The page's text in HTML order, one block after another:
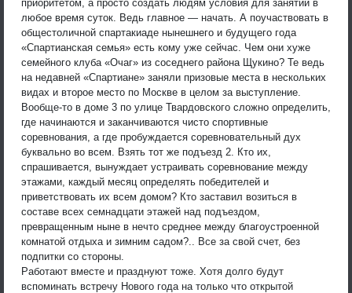
приоритетом, а просто создать людям условия для занятий в
любое время суток. Ведь главное — начать. А поучаствовать в
общестоличной спартакиаде нынешнего и будущего года
«Спартианская семья» есть кому уже сейчас. Чем они хуже
семейного клуба «Очаг» из соседнего района Щукино? Те ведь
на недавней «Спартиане» заняли призовые места в нескольких
видах и второе место по Москве в целом за выступление.
Вообще-то в доме 3 по улице Твардовского сложно определить,
где начинаются и заканчиваются чисто спортивные
соревнования, а где пробуждается соревновательный дух
буквально во всем. Взять тот же подъезд 2. Кто их,
спрашивается, вынуждает устраивать соревнование между
этажами, каждый месяц определять победителей и
приветствовать их всем домом? Кто заставил возиться в
составе всех семнадцати этажей над подъездом,
превращенным ныне в нечто среднее между благоустроенной
комнатой отдыха и зимним садом?.. Все за свой счет, без
подпитки со стороны.
Работают вместе и празднуют тоже. Хотя долго будут
вспоминать встречу Нового года на только что открытой